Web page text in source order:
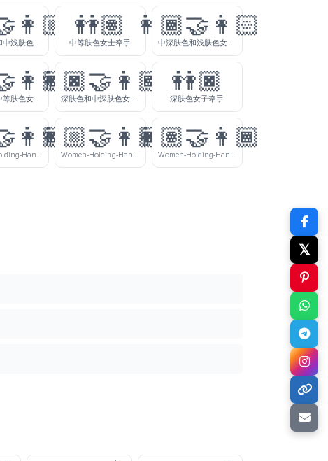
中等肤色和中浅肤色女士牵手
👭🏽
中等肤色女士牵手
👩🏾‍🤝‍👩🏻
中深肤色和浅肤色女人牵手
深肤色和中等肤色女士牵手
👩🏿‍🤝‍👩🏾
深肤色和中深肤色女士牵手
👭🏿
深肤色女子牵手
Women-Holding-Hands-Medium-Light-Skin-Tone-Medium-Dark-Skin-Tone
👩🏼‍🤝‍👩🏿
Women-Holding-Hands-Medium-Light-Skin-Tone-Dark-Skin-Tone
👩🏽‍🤝‍👩🏾
Women-Holding-Hands-Medium-Skin-Tone-Medium-Dark-Skin-Tone
𝕏